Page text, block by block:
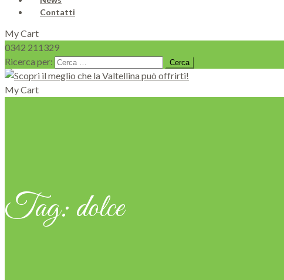
Contatti
My Cart
0342 211329
Ricerca per:
My Cart
Tag: dolce